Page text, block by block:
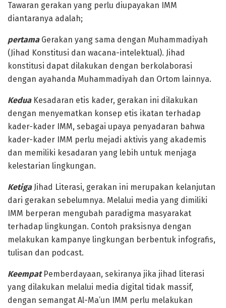
Tawaran gerakan yang perlu diupayakan IMM
diantaranya adalah;
pertamaGerakan yang sama dengan Muhammadiyah
(Jihad Konstitusi dan wacana-intelektual). Jihad
konstitusi dapat dilakukan dengan berkolaborasi
dengan ayahanda Muhammadiyah dan Ortom lainnya.
KeduaKesadaran etis kader, gerakan ini dilakukan
dengan menyematkan konsep etis ikatan terhadap
kader-kader IMM, sebagai upaya penyadaran bahwa
kader-kader IMM perlu mejadi aktivis yang akademis
dan memiliki kesadaran yang lebih untuk menjaga
kelestarian lingkungan.
KetigaJihad Literasi, gerakan ini merupakan kelanjutan
dari gerakan sebelumnya. Melalui media yang dimiliki
IMM berperan mengubah paradigma masyarakat
terhadap lingkungan. Contoh praksisnya dengan
melakukan kampanye lingkungan berbentuk infografis,
tulisan dan podcast.
KeempatPemberdayaan, sekiranya jika jihad literasi
yang dilakukan melalui media digital tidak massif,
dengan semangat Al-Ma’un IMM perlu melakukan